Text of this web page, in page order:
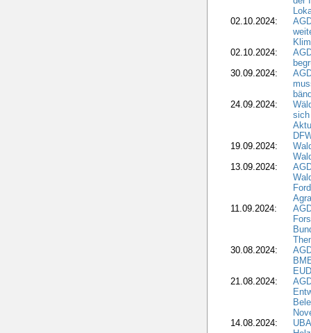
02.10.2024:
02.10.2024:
30.09.2024:
24.09.2024:
sich
19.09.2024:
13.09.2024:
11.09.2024:
30.08.2024:
21.08.2024:
14.08.2024: